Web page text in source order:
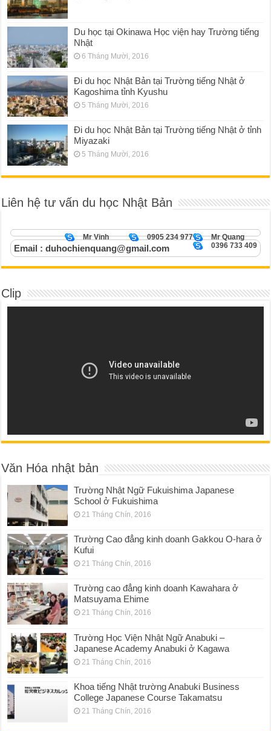
Du học tại Okinawa Học viện hay Trường tiếng
Nhật
6 Tháng Mười, 2016
Đi du học Nhật Bản tại Trường tiếng Nhật ở
Kagoshima tỉnh Kyushu
5 Tháng Mười, 2016
Đi du học Nhật Bản tại Trường tiếng Nhật ở tỉnh
Miyazaki
5 Tháng Mười, 2016
Liên hệ tư vấn du học Nhật Bản
Mr Quang
0905 234 977
Mr Vinh
0396 733 409
Email : duhochienquang@gmail.com
Clip
Văn Hóa nhật bản
Trường Nhật Ngữ Fukuishima Japanese
School ở Fukuishima
21 Tháng Chín, 2016
Trường Cao đẳng kinh doanh Gakkou O-hara ở
Kufui
21 Tháng Chín, 2016
Trường cao đẳng kinh doanh Kawahara ở
Matsuyama Ehime
21 Tháng Chín, 2016
Trường Học Viện Nhật Ngữ Anabuki –
Japanese Academy Anabuki ở Kagawa
21 Tháng Chín, 2016
Khoa tiếng Nhật trường Anabuki Business
College Japanese Course Takamatsu
21 Tháng Chín, 2016